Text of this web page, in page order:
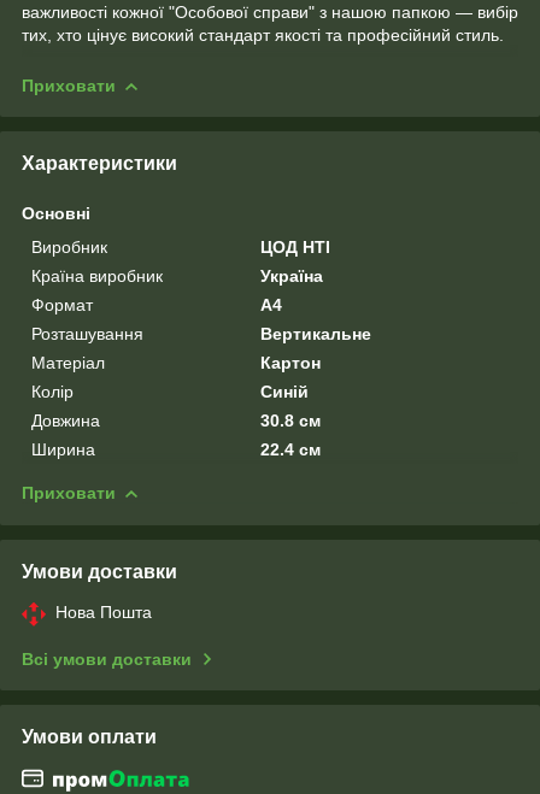
важливості кожної "Особової справи" з нашою папкою — вибір
тих, хто цінує високий стандарт якості та професійний стиль.
Приховати
Характеристики
Основні
Виробник
ЦОД НТІ
Країна виробник
Україна
Формат
A4
Розташування
Вертикальне
Матеріал
Картон
Колір
Синій
Довжина
30.8 см
Ширина
22.4 см
Приховати
Умови доставки
Нова Пошта
Всі умови доставки
Умови оплати